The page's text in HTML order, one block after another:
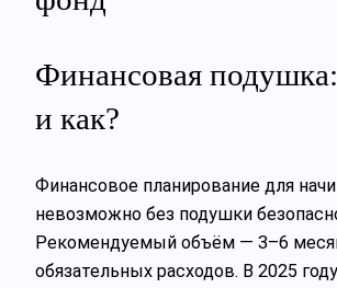
Финансовая
и как?
Финансовое планирование для
невозможно без подушки
Рекомендуемый объём — 3–6
обязательных расходов. В 2025